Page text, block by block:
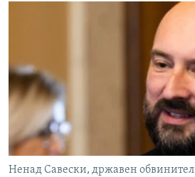
Ненад Савески, државен обвинител